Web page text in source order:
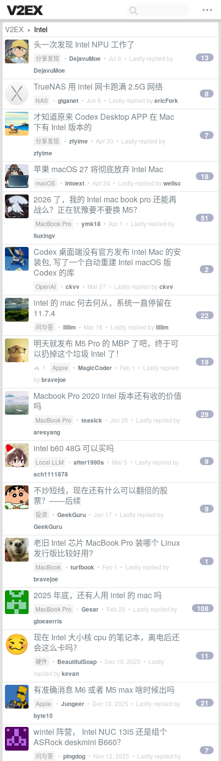
V2EX › Intel
头一次发现 Intel NPU 工作了
分享发现 • DejavuMoe • Jul 6 • Lastly replied by
DejavuMoe
13
TrueNAS 用 intel 网卡跑满 2.5G 网络
NAS • giganet • Jun 6 • Lastly replied byericFork
8
才知道原来 Codex Desktop APP 在 Mac
下有 Intel 版本的
分享发现 • zfyime • Apr 30 • Lastly replied by
zfyime
7
苹果 macOS 27 将彻底放弃 Intel Mac
macOS • intoext • Apr 24 • Lastly replied bywellsc
18
2026 了，我的 Intel mac book pro 还能再
战么？正在犹豫要不要换 M5？
MacBook Pro • ymk18 • Apr 1 • Lastly replied by
liuxingv
51
Codex 桌面端没有官方发布 intel Mac 的安
装包, 写了一个自动重建 Intel macOS 版
Codex 的库
OpenAI • ckvv • Mar 27 • Lastly replied byckvv
2
intel 的 mac 何去何从，系统一直停留在
11.7.4
问与答 • lllllm • Mar 18 • Lastly replied bylllllm
22
明天就发布 M5 Pro 的 MBP 了吧，终于可
以扔掉这个垃圾 Intel 了！
1 Apple • MagicCoder • Feb 1 • Lastly replied
bybravejoe
19
Macbook Pro 2020 intel 版本还有收的价值
吗
MacBook Pro • teasick • Jan 25 • Lastly replied by
aresyang
29
intel b60 48G 可以买吗
Local LLM • after1990s • Mar 5 • Lastly replied by
sch1111878
9
不炒短线，现在还有什么可以翻倍的股
票？——后续
投资 • GeekGuru • Jan 17 • Lastly replied by
GeekGuru
9
老旧 Intel 芯片 MacBook Pro 装哪个 Linux
发行版比较好用?
MacBook • turfbook • Feb 1 • Lastly replied by
bravejoe
1
2025 年底，还有人用 intel 的 mac 吗
MacBook Pro • Gesar • Feb 25 • Lastly replied by
gloeaerris
108
现在 Intel 大小核 cpu 的笔记本，离电后还
会这么卡吗？
硬件 • BeautifulSoap • Dec 15, 2025 • Lastly
replied bykevan
11
有准确消息 M6 或者 M5 max 啥时候出吗
Apple • Jungeer • Dec 13, 2025 • Lastly replied by
byte10
21
wintel 阵营， Intel NUC 13i5 还是组个
ASRock deskmini B660？
问与答 • pingdog • Nov 12, 2025 • Lastly replied by
7